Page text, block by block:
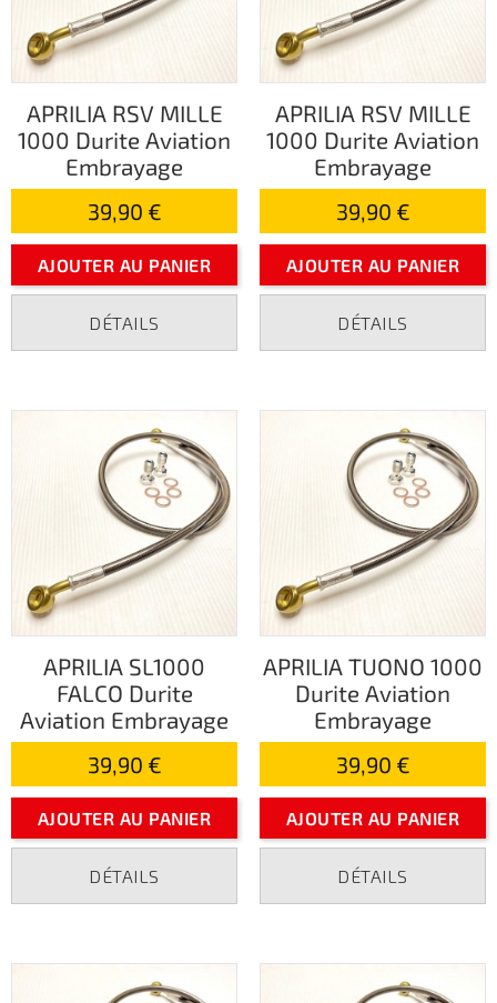
APRILIA RSV MILLE
1000 Durite Aviation
Embrayage
39,90 €
AJOUTER AU PANIER
DÉTAILS
APRILIA RSV MILLE
1000 Durite Aviation
Embrayage
39,90 €
AJOUTER AU PANIER
DÉTAILS
APRILIA SL1000
FALCO Durite
Aviation Embrayage
39,90 €
AJOUTER AU PANIER
DÉTAILS
APRILIA TUONO 1000
Durite Aviation
Embrayage
39,90 €
AJOUTER AU PANIER
DÉTAILS